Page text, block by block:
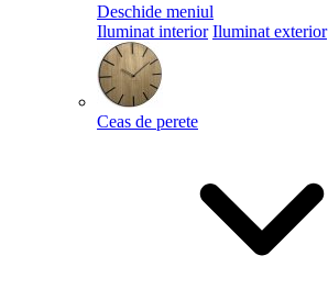
Deschide meniul
Iluminat interior Iluminat exterior
Ceas de perete